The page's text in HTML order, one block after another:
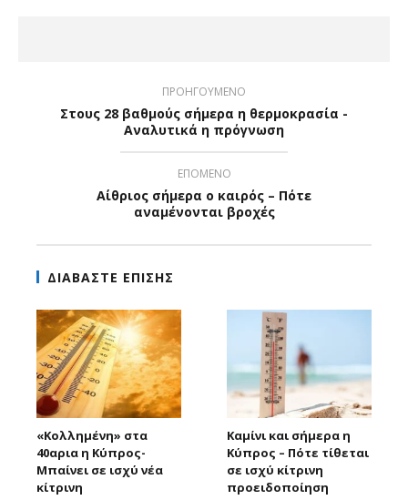
ΠΡΟΗΓΟΥΜΕΝΟ
Στους 28 βαθμούς σήμερα η θερμοκρασία -
Αναλυτικά η πρόγνωση
ΕΠΟΜΕΝΟ
Αίθριος σήμερα ο καιρός – Πότε
αναμένονται βροχές
ΔΙΑΒΑΣΤΕ ΕΠΙΣΗΣ
«Κολλημένη» στα
40αρια η Κύπρος-
Μπαίνει σε ισχύ νέα
κίτρινη
Καμίνι και σήμερα η
Κύπρος – Πότε τίθεται
σε ισχύ κίτρινη
προειδοποίηση